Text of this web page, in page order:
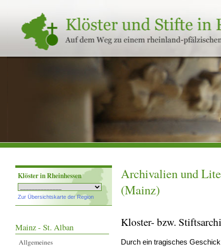
Klöster
und
Stifte
in
Rheinland-
Klöster in Rheinhessen
Zur Übersichtskarte der Region
Mainz - St. Alban
Allgemeines
Archivalien und
(Mainz)
Kloster- bzw.
Durch ein tragisches